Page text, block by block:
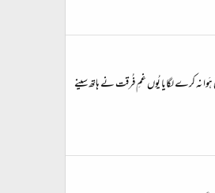
نہ کرے لگایا یُوں غمِ فُرقت نے ہاتھ سینے